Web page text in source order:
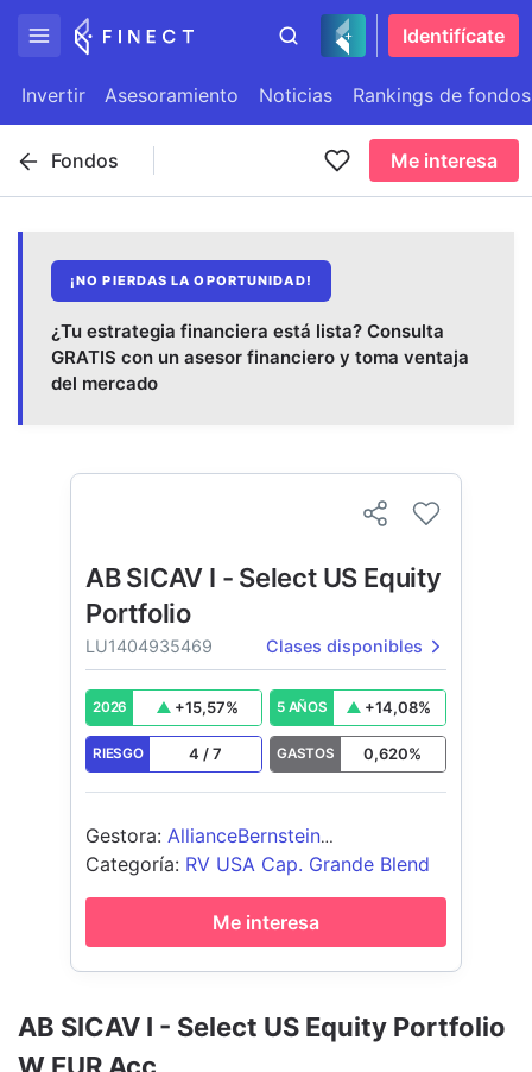
Identifícate
Invertir Asesoramiento Noticias Rankings de fondos
Fondos Me interesa
¡NO PIERDAS LA OPORTUNIDAD!
¿Tu estrategia financiera está lista? Consulta
GRATIS con un asesor financiero y toma ventaja
del mercado
AB SICAV I - Select US Equity Portfolio
AB SICAV I - Select US Equity
Portfolio
LU1404935469 Clases disponibles
2026 +15,57% 5 AÑOS +14,08%
RIESGO 4 /7 GASTOS 0,620%
Gestora: AllianceBernstein
(Luxembourg) S.à r.l.
Categoría: RV USA Cap. Grande Blend
Me interesa